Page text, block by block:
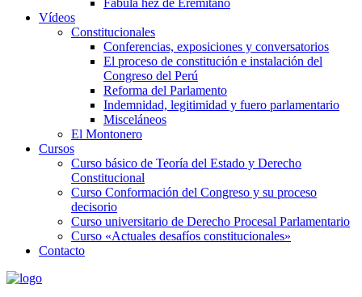
Vídeos
Constitucionales
Conferencias, exposiciones y conversatorios
El proceso de constitución e instalación del
Congreso del Perú
Reforma del Parlamento
Indemnidad, legitimidad y fuero parlamentario
Misceláneos
El Montonero
Cursos
Curso básico de Teoría del Estado y Derecho
Constitucional
Curso Conformación del Congreso y su proceso
decisorio
Curso universitario de Derecho Procesal Parlamentario
Curso «Actuales desafíos constitucionales»
Contacto